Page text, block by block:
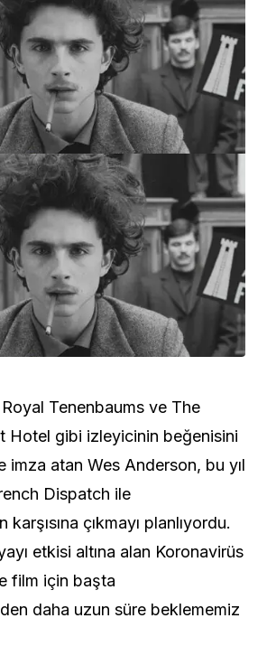
Tenenbaums ve The
Hotel gibi izleyicinin beğenisini
imza atan Wes Anderson, bu yıl
Dispatch ile
çıkmayı planlıyordu.
etkisi altına alan Koronavirüs
film için başta
daha uzun süre beklememiz